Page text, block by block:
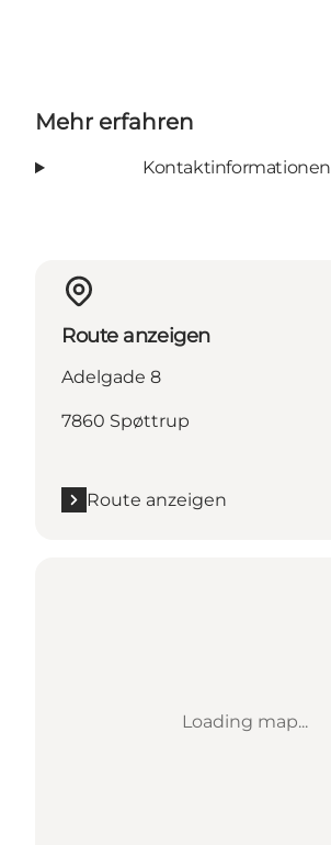
Mehr erfahren
Kontaktinformationen
Route anzeigen
Adelgade 8
7860 Spøttrup
Route anzeigen
Loading map...